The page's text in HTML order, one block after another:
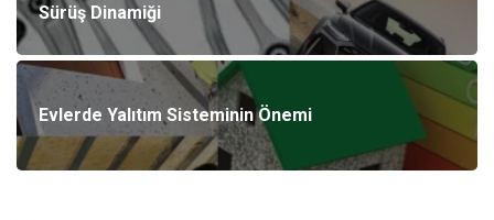
Sürüş Dinamiği
Evlerde Yalıtım Sisteminin Önemi